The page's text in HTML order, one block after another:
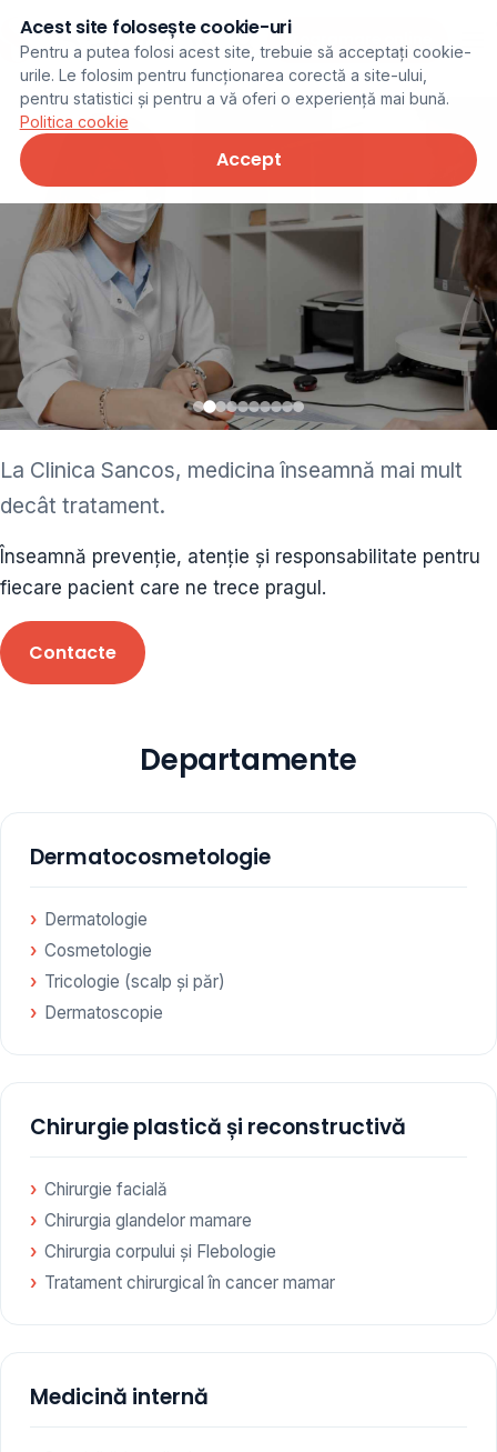
Programare online
ginecolog • cardiolog •
ORL • endocrinolog
Cât și alte specialități medicale, toate în cadrul aceleiași
Clinici
Programare
La Clinica Sancos, medicina înseamnă mai mult
decât tratament.
Înseamnă prevenție, atenție și responsabilitate pentru
fiecare pacient care ne trece pragul.
Contacte
Departamente
Dermatocosmetologie
Dermatologie
Cosmetologie
Tricologie (scalp și păr)
Dermatoscopie
Chirurgie plastică și reconstructivă
Chirurgie facială
Chirurgia glandelor mamare
Chirurgia corpului și Flebologie
Tratament chirurgical în cancer mamar
Medicină internă
Acest site folosește cookie-uri
Pentru a putea folosi acest site, trebuie să acceptați cookie-
urile. Le folosim pentru funcționarea corectă a site-ului,
pentru statistici și pentru a vă oferi o experiență mai bună.
Politica cookie
Accept